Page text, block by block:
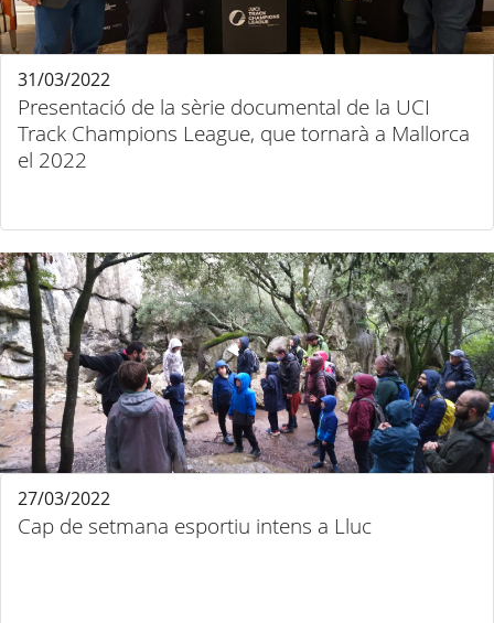
Presentació de la sèrie documental de la UCI
Track Champions League, que tornarà a Mallorca
el 2022
31/03/2022
Cap de setmana esportiu intens a Lluc
27/03/2022